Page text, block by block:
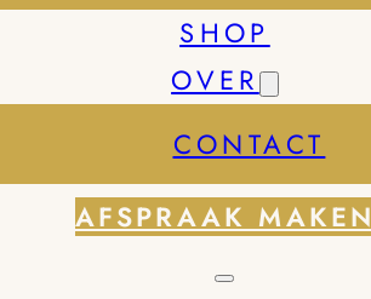
SHOP
OVER
CONTACT
AFSPRAAK MAKEN